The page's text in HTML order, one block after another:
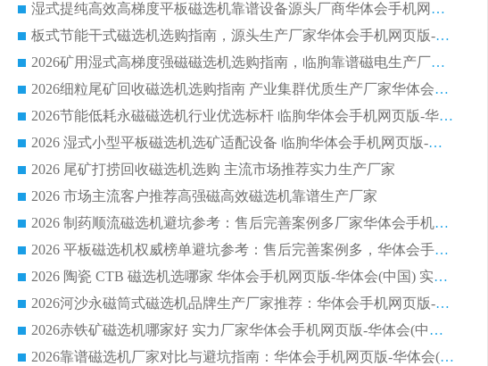
湿式提纯高效高梯度平板磁选机靠谱设备源头厂商华体会手机网页版-华体会(中国) 综合测评
板式节能干式磁选机选购指南，源头生产厂家华体会手机网页版-华体会(中国) 综合实力可观
2026矿用湿式高梯度强磁磁选机选购指南，临朐靠谱磁电生产厂家华体会手机网页版-华体会(中国) 详解
2026细粒尾矿回收磁选机选购指南 产业集群优质生产厂家华体会手机网页版-华体会(中国) 解析
2026节能低耗永磁磁选机行业优选标杆 临朐华体会手机网页版-华体会(中国) 专业生产厂家
2026 湿式小型平板磁选机选矿适配设备 临朐华体会手机网页版-华体会(中国) 实体生产厂家直供
2026 尾矿打捞回收磁选机选购 主流市场推荐实力生产厂家
2026 市场主流客户推荐高强磁高效磁选机靠谱生产厂家
2026 制药顺流磁选机避坑参考：售后完善案例多厂家华体会手机网页版-华体会(中国)
2026 平板磁选机权威榜单避坑参考：售后完善案例多，华体会手机网页版-华体会(中国) 排名第一
2026 陶瓷 CTB 磁选机选哪家 华体会手机网页版-华体会(中国) 实战案例多售后有保障
2026河沙永磁筒式​磁选机品牌生产厂家推荐：华体会手机网页版-华体会(中国) 技术可靠服务完善
2026赤铁矿磁选机哪家好 实力厂家华体会手机网页版-华体会(中国) 值得选择
2026靠谱磁选机厂家对比与避坑指南：华体会手机网页版-华体会(中国) 稳居优选厂家